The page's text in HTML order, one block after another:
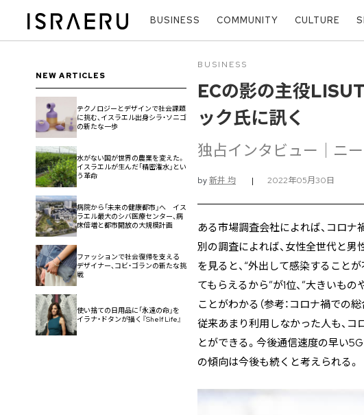
BUSINESS COMMUNITY CULTURE
NEW ARTICLES
テクノロジーとデザインで社会課題
に挑む、イスラエル出身シラ・ソニゴ
の新たな一歩
水がない国が世界の農業を変えた。
イスラエルが生んだ「精密潅水」とい
う革命
病院から「未来の健康都市」へ イス
ラエル最大のシバ医療センター、病
床倍増と都市開放の大規模計画
ファッションで社会復帰を支える
デザイナー、コビ・ゴランの新たな挑
戦
使い捨ての日用品に「永遠の命」を
イラナ・ドタンが描く『Shelf Life』
BUSINESS
ECの影の主役
ック氏に訊く
独占インタビュー｜ニー
by新井 均 | 2022年05月30日
ある市場調査会社によれば、コロナ
別の調査によれば、女性全世代と男
を見ると、“外出して感染すること
てもらえるから”が1位、”大きいも
ことがわかる（参考：コロナ禍での
従来あまり利用しなかった人も、
とができる。今後通信速度の早い
の傾向は今後も続くと考えられる。